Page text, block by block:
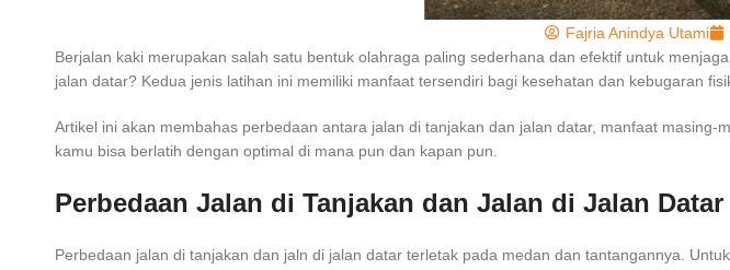
Fajria Anindya Utami
Berjalan kaki merupakan salah satu bentuk olahraga paling sederhana dan efektif untuk
jalan datar? Kedua jenis latihan ini memiliki manfaat tersendiri bagi kesehatan dan kebugaran
Artikel ini akan membahas perbedaan antara jalan di tanjakan dan jalan datar, manfaat
kamu bisa berlatih dengan optimal di mana pun dan kapan pun.
Perbedaan Jalan di Tanjakan dan Jalan di Jalan Datar
Perbedaan jalan di tanjakan dan jaln di jalan datar terletak pada medan dan tantangannya.